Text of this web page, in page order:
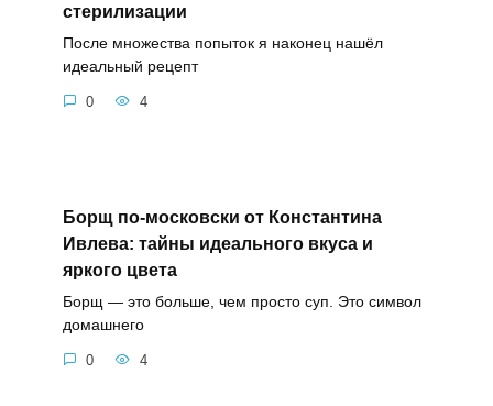
стерилизации
После множества попыток я наконец нашёл
идеальный рецепт
0 4
Борщ по-московски от Константина
Ивлева: тайны идеального вкуса и
яркого цвета
Борщ — это больше, чем просто суп. Это символ
домашнего
0 4